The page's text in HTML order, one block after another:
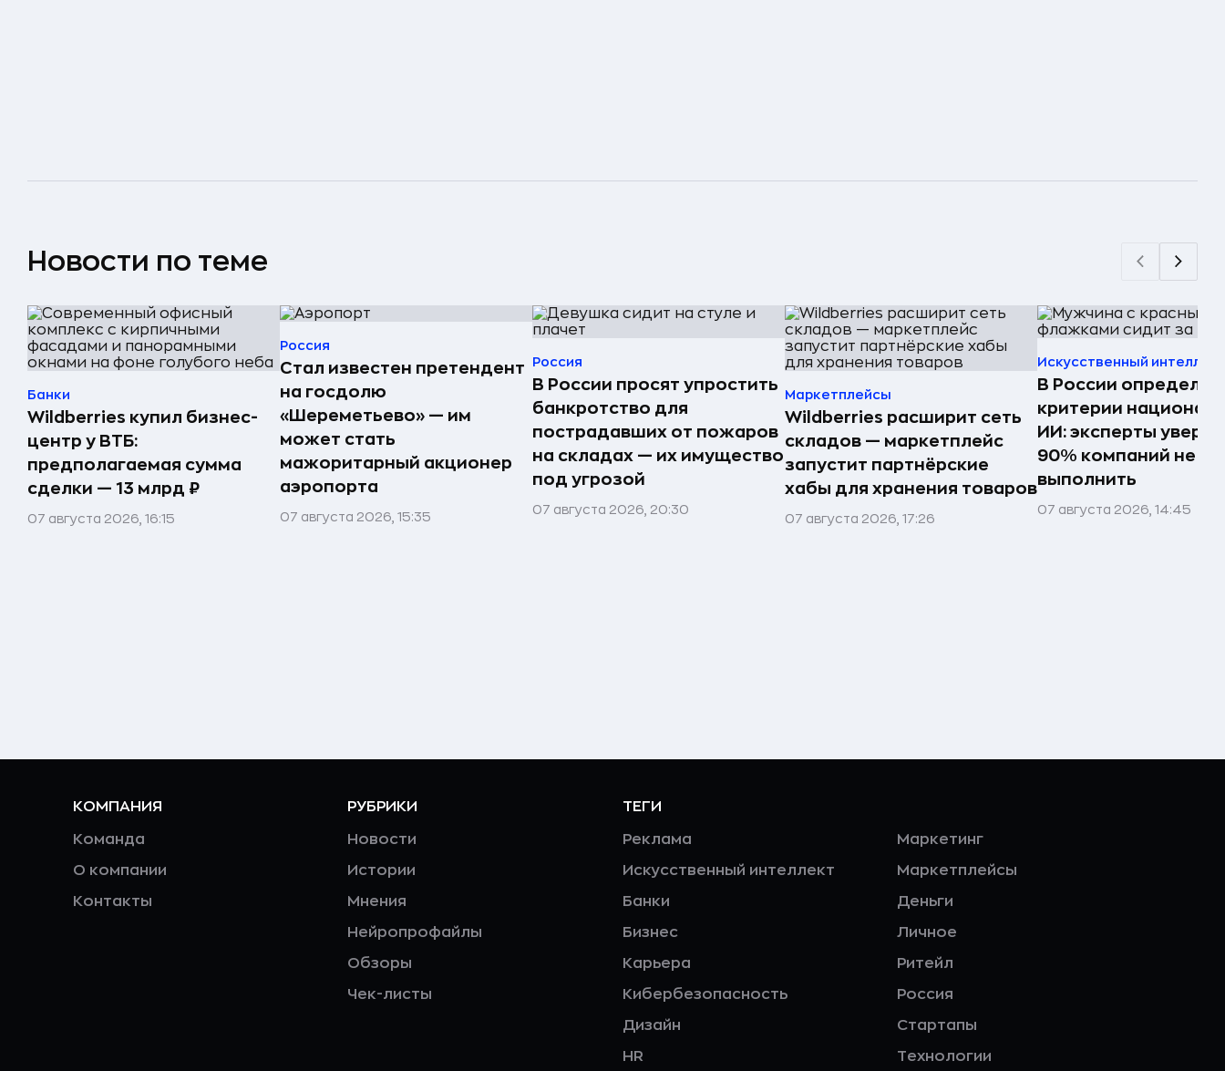
Новости по теме
Банки
Wildberries купил бизнес-
центр у ВТБ:
предполагаемая сумма
сделки — 13 млрд ₽
07 августа 2026, 16:15
Россия
Стал известен претендент
на госдолю
«Шереметьево» — им
может стать
мажоритарный акционер
аэропорта
07 августа 2026, 15:35
Россия
В России просят упростить
банкротство для
пострадавших от пожаров
на складах — их имущество
под угрозой
07 августа 2026, 20:30
Маркетплейсы
Wildberries расширит сеть
складов — маркетплейс
запустит партнёрские
хабы для хранения товаров
07 августа 2026, 17:26
Искусственный
В России
критерии
ИИ: эксперты
90% компаний не
выполнить
07 августа 2026, 14:45
КОМПАНИЯ
Команда
О компании
Контакты
РУБРИКИ
Новости
Истории
Мнения
Нейропрофайлы
Обзоры
Чек-листы
ТЕГИ
Реклама
Искусственный интеллект
Банки
Бизнес
Карьера
Кибербезопасность
Дизайн
HR
Маркетинг
Маркетплейсы
Деньги
Личное
Ритейл
Россия
Стартапы
Технологии